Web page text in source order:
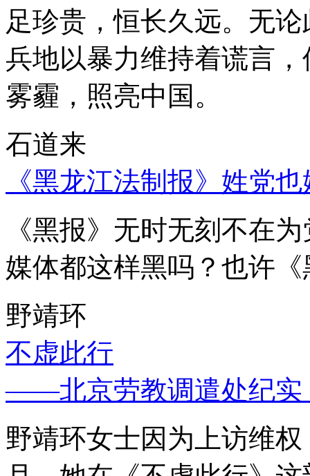
足珍贵，恒长久远。无
兵地以暴力维持着谎言
雾霾，照亮中国。
石道来
《黑龙江法制报》姓党
《黑报》无时无刻不在
媒体都这样黑吗？也许
野靖环
不虚此行
——北京劳教调遣处纪实
野靖环女士因为上访维